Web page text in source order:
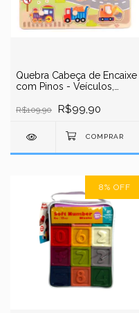
Quebra Cabeça de Encaixe
com Pinos - Veículos,
peças, Tooky Toys
R$109,90 R$99,90
8% OFF